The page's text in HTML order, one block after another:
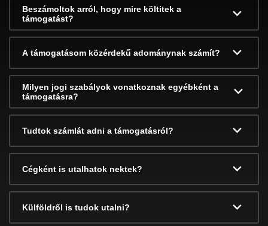
Beszámoltok arról, hogy mire költitek a
támogatást?
A támogatásom közérdekű adománynak számít?
Milyen jogi szabályok vonatkoznak egyébként a
támogatásra?
Tudtok számlát adni a támogatásról?
Cégként is utalhatok nektek?
Külföldről is tudok utalni?